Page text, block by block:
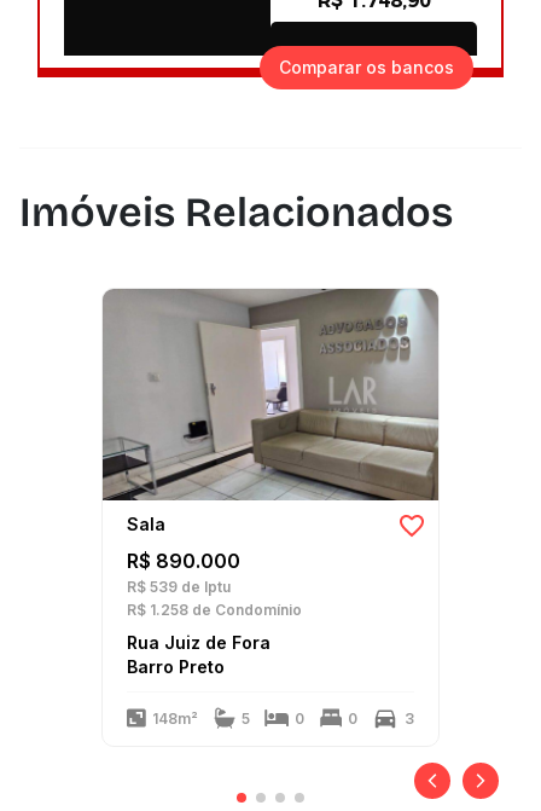
Comparar os bancos
Imóveis Relacionados
Sala
R$ 890.000
R$ 539 de Iptu
R$ 1.258 de Condomínio
Rua Juiz de Fora
Barro Preto
148m² 5 0 0 3